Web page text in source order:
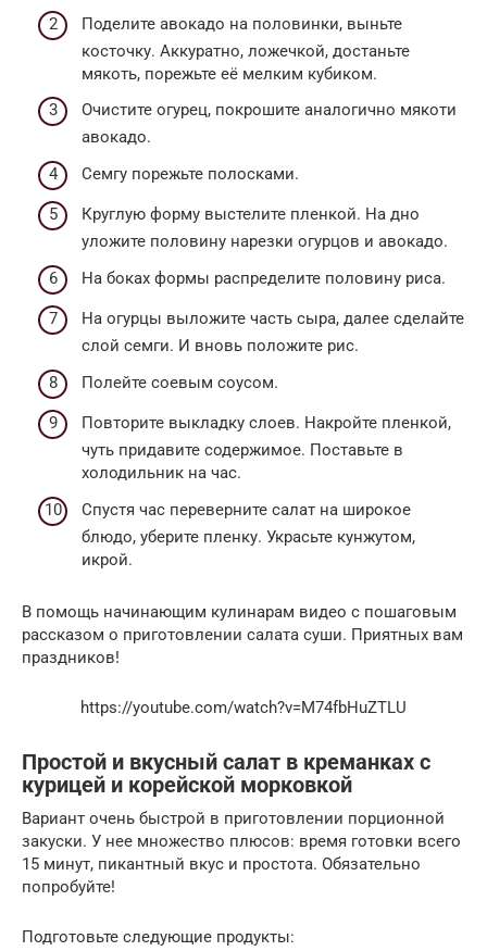
Поделите авокадо на половинки, выньте
косточку. Аккуратно, ложечкой, достаньте
мякоть, порежьте её мелким кубиком.
Очистите огурец, покрошите аналогично мякоти
авокадо.
Семгу порежьте полосками.
Круглую форму выстелите пленкой. На дно
уложите половину нарезки огурцов и авокадо.
На боках формы распределите половину риса.
На огурцы выложите часть сыра, далее сделайте
слой семги. И вновь положите рис.
Полейте соевым соусом.
Повторите выкладку слоев. Накройте пленкой,
чуть придавите содержимое. Поставьте в
холодильник на час.
Спустя час переверните салат на широкое
блюдо, уберите пленку. Украсьте кунжутом,
икрой.
В помощь начинающим кулинарам видео с пошаговым
рассказом о приготовлении салата суши. Приятных вам
праздников!
https://youtube.com/watch?v=M74fbHuZTLU
Простой и вкусный салат в креманках с
курицей и корейской морковкой
Вариант очень быстрой в приготовлении порционной
закуски. У нее множество плюсов: время готовки всего
15 минут, пикантный вкус и простота. Обязательно
попробуйте!
Подготовьте следующие продукты: